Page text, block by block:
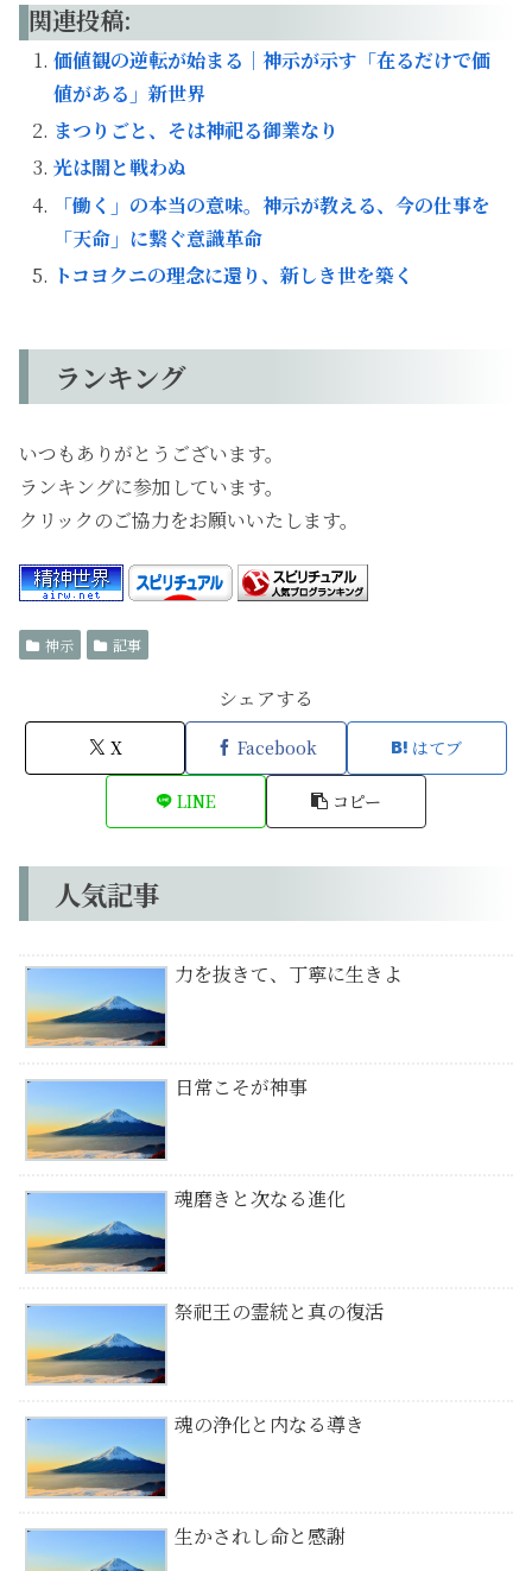
関連投稿:
価値観の逆転が始まる｜神示が示す「在るだけで価
値がある」新世界
まつりごと、そは神祀る御業なり
光は闇と戦わぬ
「働く」の本当の意味。神示が教える、今の仕事を
「天命」に繋ぐ意識革命
トコヨクニの理念に還り、新しき世を築く
ランキング
いつもありがとうございます。
ランキングに参加しています。
クリックのご協力をお願いいたします。
神示 記事
シェアする
X Facebook はてブ
LINE コピー
人気記事
力を抜きて、丁寧に生きよ
日常こそが神事
魂磨きと次なる進化
祭祀王の霊統と真の復活
魂の浄化と内なる導き
生かされし命と感謝